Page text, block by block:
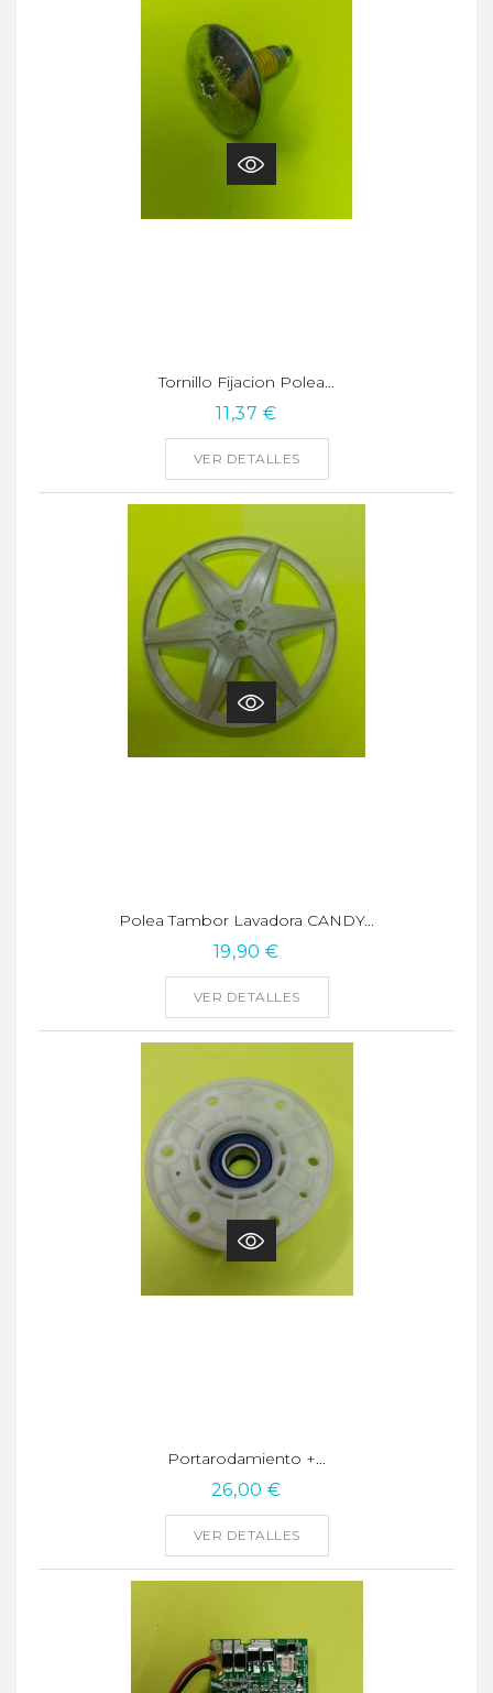
Tornillo Fijacion Polea...
11,37 €
VER DETALLES
Polea Tambor Lavadora CANDY...
19,90 €
VER DETALLES
Portarodamiento +...
26,00 €
VER DETALLES